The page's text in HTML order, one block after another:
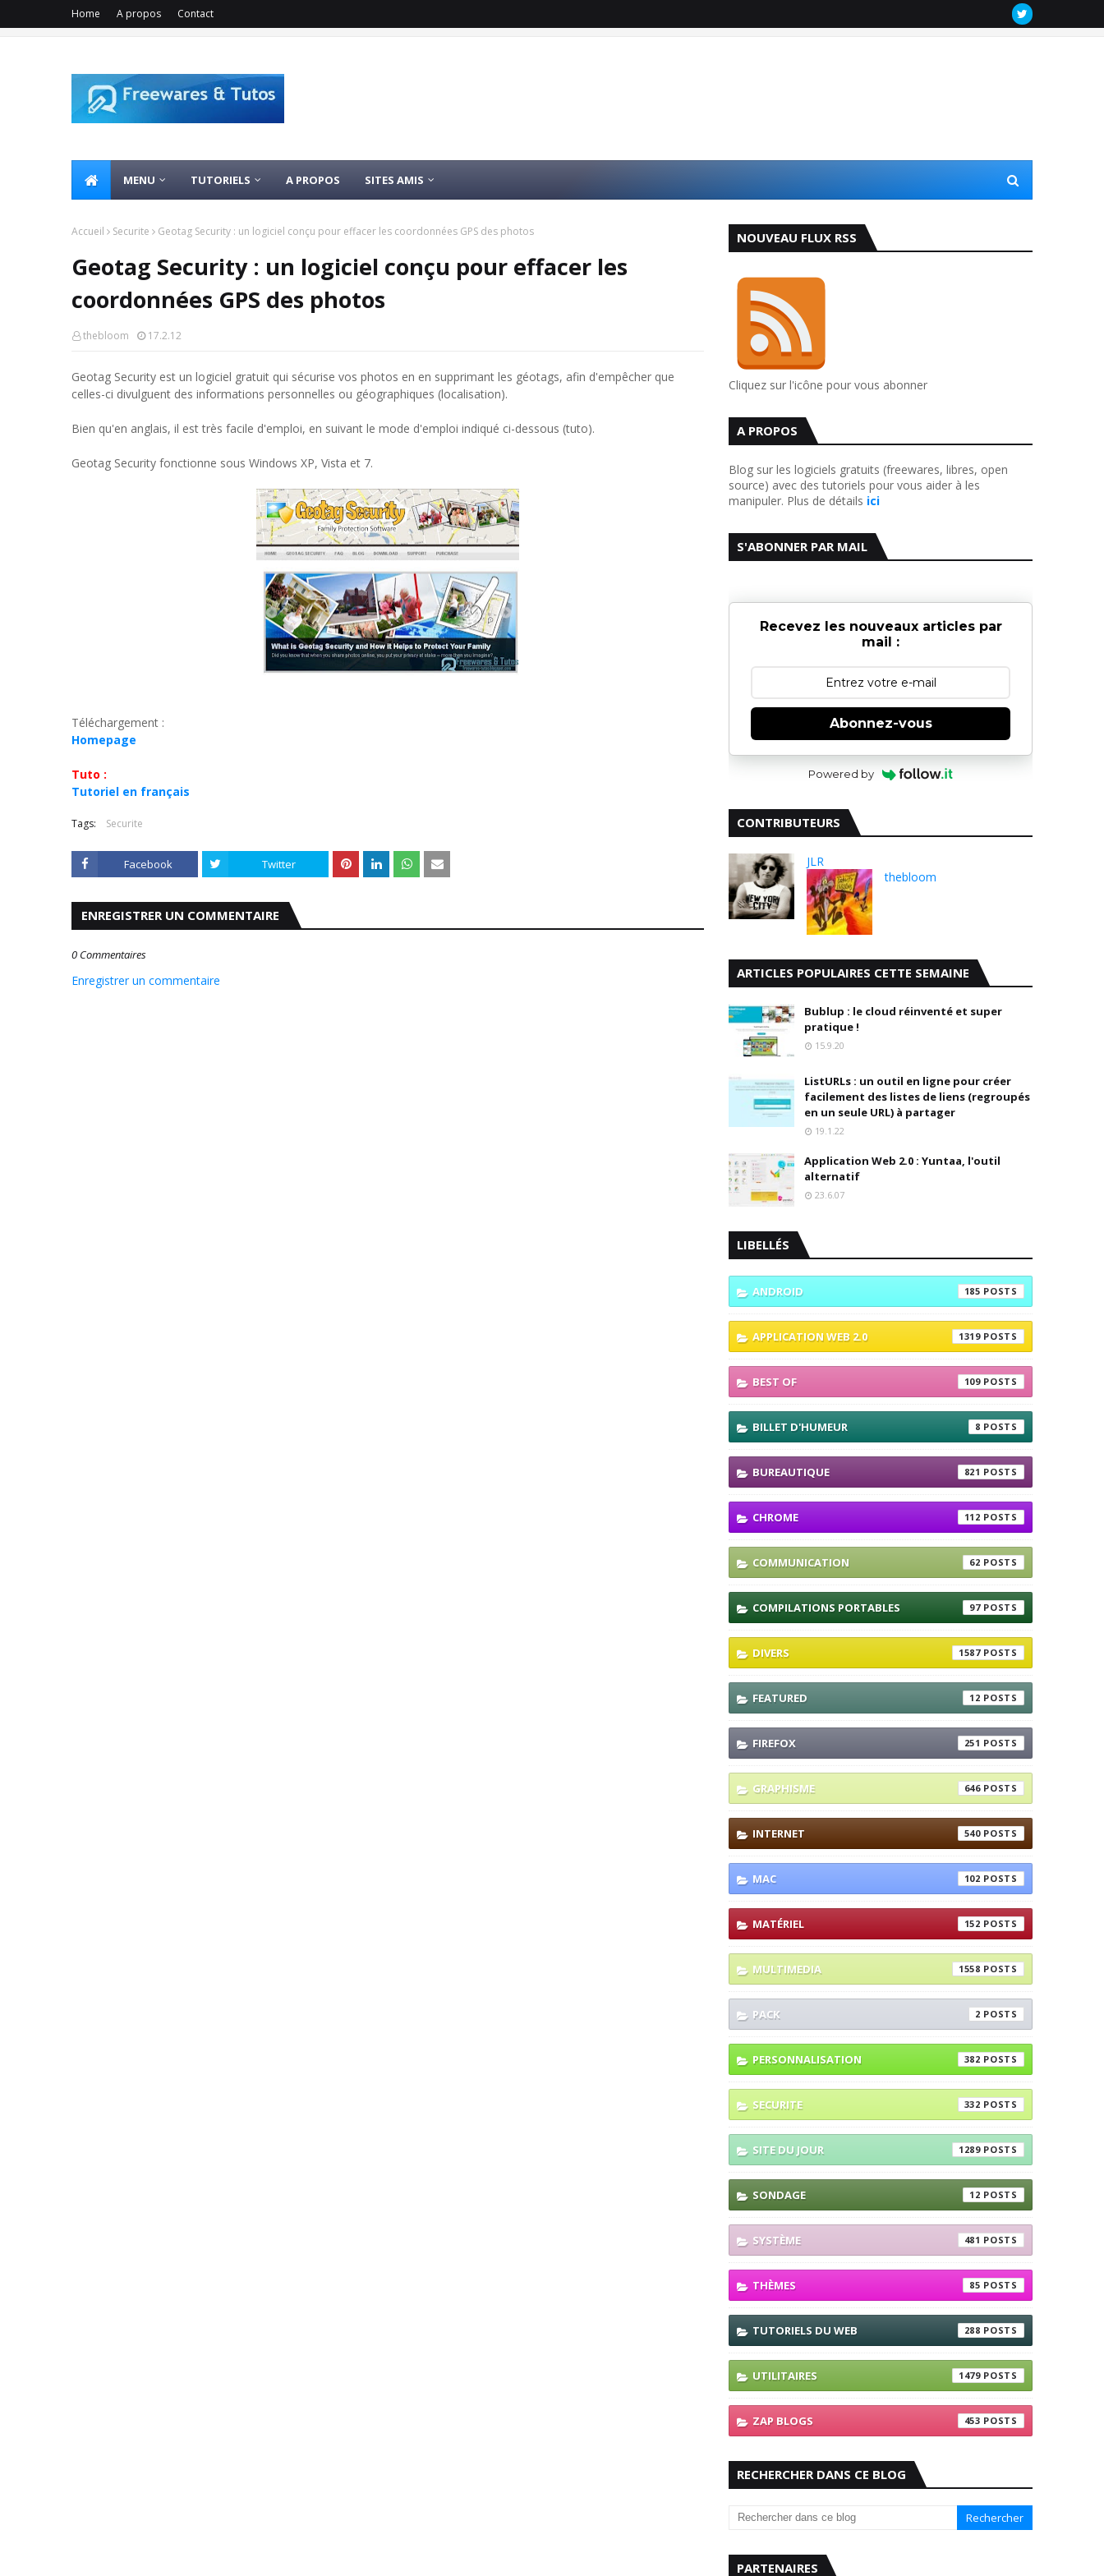
Home A propos Contact
MENU TUTORIELS A PROPOS SITES AMIS
Accueil Securite Geotag Security : un logiciel conçu pour effacer les coordonnées GPS des photos
Geotag Security : un logiciel conçu pour effacer les
coordonnées GPS des photos
thebloom 17.2.12
Geotag Security est un logiciel gratuit qui sécurise vos photos en en supprimant les géotags, afin d'empêcher que
celles-ci divulguent des informations personnelles ou géographiques (localisation).
Bien qu'en anglais, il est très facile d'emploi, en suivant le mode d'emploi indiqué ci-dessous (tuto).
Geotag Security fonctionne sous Windows XP, Vista et 7.
Téléchargement :
Homepage
Tuto :
Tutoriel en français
Tags: Securite
Facebook Twitter
ENREGISTRER UN COMMENTAIRE
0 Commentaires
Enregistrer un commentaire
NOUVEAU FLUX RSS
Cliquez sur l'icône pour vous abonner
A PROPOS
Blog sur les logiciels gratuits (freewares, libres, open
source) avec des tutoriels pour vous aider à les
manipuler. Plus de détails ici
S'ABONNER PAR MAIL
Recevez les nouveaux articles par
mail :
Abonnez-vous
Powered by
CONTRIBUTEURS
JLR
thebloom
ARTICLES POPULAIRES CETTE SEMAINE
Bublup : le cloud réinventé et super
pratique !
15.9.20
ListURLs : un outil en ligne pour créer
facilement des listes de liens (regroupés
en un seule URL) à partager
19.1.22
Application Web 2.0 : Yuntaa, l'outil
alternatif
23.6.07
LIBELLÉS
ANDROID 185
APPLICATION WEB 2.0 1319
BEST OF 109
BILLET D'HUMEUR 8
BUREAUTIQUE 821
CHROME 112
COMMUNICATION 62
COMPILATIONS PORTABLES 97
DIVERS 1587
FEATURED 12
FIREFOX 251
GRAPHISME 646
INTERNET 540
MAC 102
MATÉRIEL 152
MULTIMEDIA 1558
PACK 2
PERSONNALISATION 382
SECURITE 332
SITE DU JOUR 1289
SONDAGE 12
SYSTÈME 481
THÈMES 85
TUTORIELS DU WEB 288
UTILITAIRES 1479
ZAP BLOGS 453
RECHERCHER DANS CE BLOG
PARTENAIRES